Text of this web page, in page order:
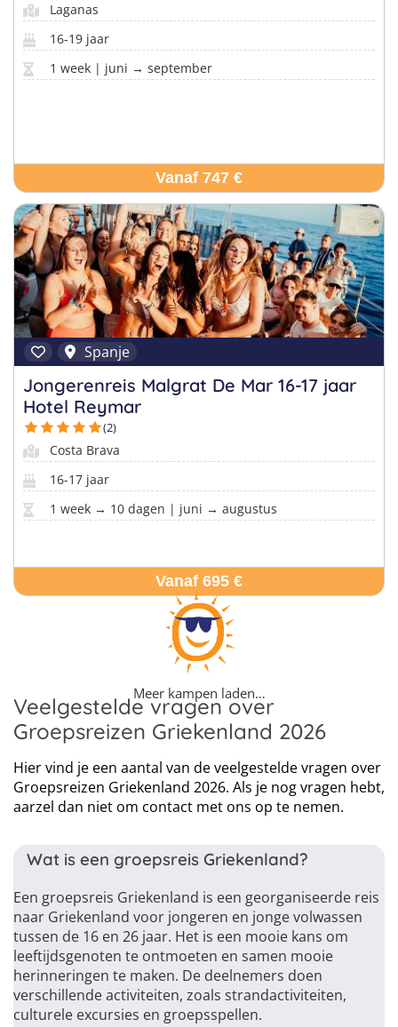
Laganas
16-19 jaar
1 week | juni → september
Vanaf 747 €
Spanje
Jongerenreis Malgrat De Mar 16-17 jaar
Hotel Reymar
(2)
Costa Brava
16-17 jaar
1 week → 10 dagen | juni → augustus
Vanaf 695 €
Meer kampen laden…
Veelgestelde vragen over
Groepsreizen Griekenland 2026
Hier vind je een aantal van de veelgestelde vragen over
Groepsreizen Griekenland 2026. Als je nog vragen hebt,
aarzel dan niet om contact met ons op te nemen.
Wat is een groepsreis Griekenland?
Een groepsreis Griekenland is een georganiseerde reis
naar Griekenland voor jongeren en jonge volwassen
tussen de 16 en 26 jaar. Het is een mooie kans om
leeftijdsgenoten te ontmoeten en samen mooie
herinneringen te maken. De deelnemers doen
verschillende activiteiten, zoals strandactiviteiten,
culturele excursies en groepsspellen.